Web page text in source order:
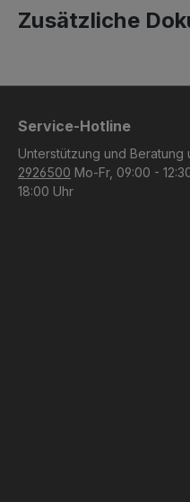
Zusätzliche
Service-Hotline
Unterstützung und Beratung
2926500 Mo-Fr, 09:00 -
18:00 Uhr